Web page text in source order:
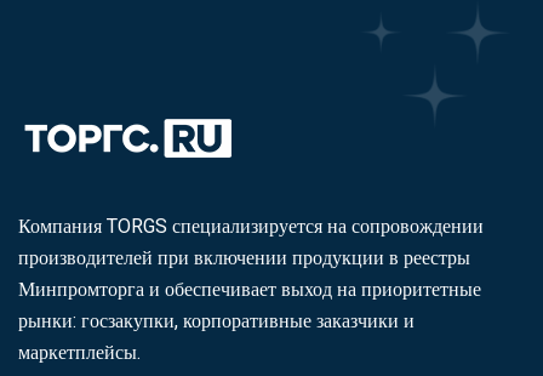
Компания TORGS специализируется на сопровождении
производителей при включении продукции в реестры
Минпромторга и обеспечивает выход на приоритетные
рынки: госзакупки, корпоративные заказчики и
маркетплейсы.